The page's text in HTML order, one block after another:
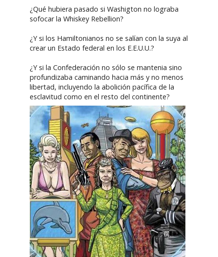
¿Qué hubiera pasado si Washigton no lograba
sofocar la Whiskey Rebellion?
¿Y si los Hamiltonianos no se salían con la suya al
crear un Estado federal en los E.E.U.U.?
¿Y si la Confederación no sólo se mantenia sino
profundizaba caminando hacia más y no menos
libertad, incluyendo la abolición pacífica de la
esclavitud como en el resto del continente?